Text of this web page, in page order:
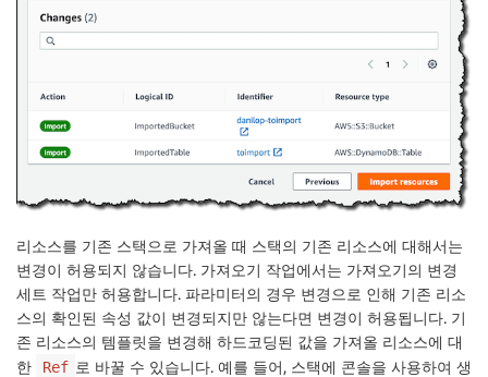
리소스를 기존 스택으로 가져올 때 스택의 기존 리소스에 대해서는
변경이 허용되지 않습니다. 가져오기 작업에서는 가져오기의 변경
세트 작업만 허용합니다. 파라미터의 경우 변경으로 인해 기존 리소
스의 확인된 속성 값이 변경되지만 않는다면 변경이 허용됩니다. 기
존 리소스의 템플릿을 변경해 하드코딩된 값을 가져올 리소스에 대
한
Ref 로 바꿀 수 있습니다. 예를 들어, 스택에 콘솔을 사용하여 생